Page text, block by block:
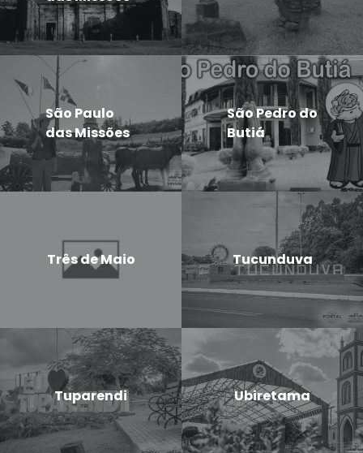
São Paulo
das Missões
São Pedro do
Butiá
Três de Maio Tucunduva
Tuparendi Ubiretama